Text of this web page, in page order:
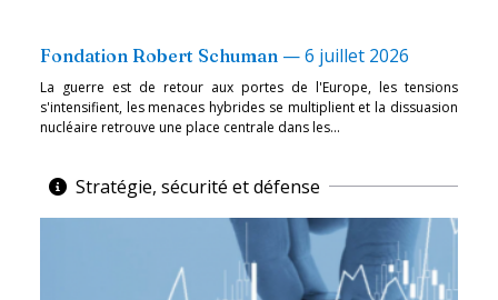
Fondation Robert Schuman —6 juillet 2026
La guerre est de retour aux portes de l'Europe, les tensions
s'intensifient, les menaces hybrides se multiplient et la dissuasion
nucléaire retrouve une place centrale dans les...
Stratégie, sécurité et défense